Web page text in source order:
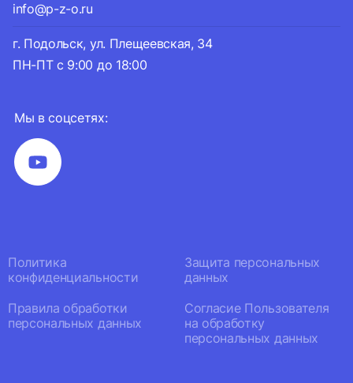
Мы в соцсетях:
info@p-z-o.ru
г. Подольск, ул. Плещеевская, 34
ПН-ПТ с 9:00 до 18:00
Политика
конфиденциальности
Защита персональных
данных
Правила обработки
персональных данных
Согласие Пользователя
на обработку
персональных данных